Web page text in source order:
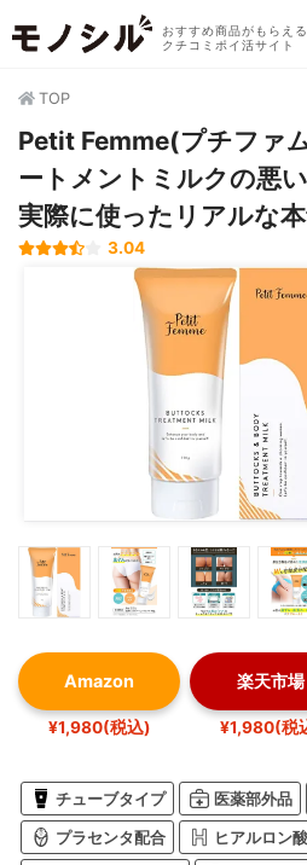
おすすめ商品がもらえる
クチコミポイ活サイト
TOP
Petit Femme(プチファ
ートメントミルクの悪
実際に使ったリアルな
3.04
Amazon
¥1,980(税込)
楽天市場
¥1,980(税
チューブタイプ 医薬部外品
プラセンタ配合 ヒアルロン